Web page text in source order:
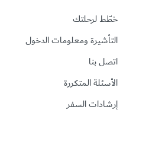
خطّط لرحلتك
التأشيرة ومعلومات الدخول
اتصل بنا
الأسئلة المتكررة
إرشادات السفر